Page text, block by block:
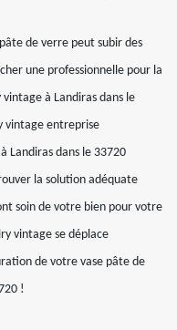
de verre peut subir des
une professionnelle pour la
à Landiras dans le
vintage entreprise
Landiras dans le 33720
la solution adéquate
soin de votre bien pour votre
vintage se déplace
de votre vase pâte de
!